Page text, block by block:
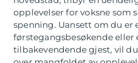
opplevelser for voksne som
spenning. Uansett om du er
førstegangsbesøkende eller
tilbakevendende gjest, vil